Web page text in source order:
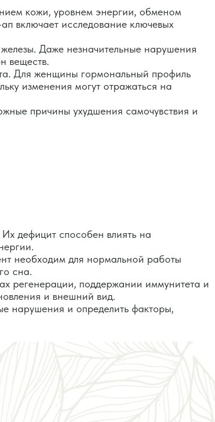
кожи, уровнем энергии, обменом
включает исследование ключевых
Даже незначительные нарушения
веществ.
Для женщины гормональный профиль
изменения могут отражаться на
причины ухудшения самочувствия и
дефицит способен влиять на
необходим для нормальной работы
сна.
регенерации, поддержании иммунитета и
и внешний вид.
нарушения и определить факторы,